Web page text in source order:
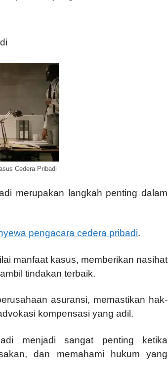
Cedera Pribadi
merupakan langkah penting dalam
pengacara cedera pribadi.
manfaat kasus, memberikan nasihat
tindakan terbaik.
asuransi, memastikan hak-
kompensasi yang adil.
menjadi sangat penting ketika
dan memahami hukum yang